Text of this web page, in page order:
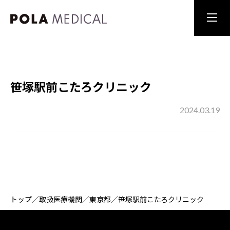
笹塚駅前こたろクリニック
2024.03.19
トップ／取扱医療機関／東京都／笹塚駅前こたろクリニック